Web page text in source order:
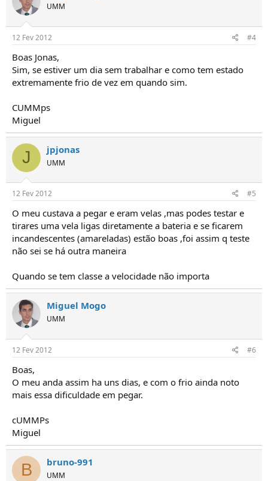
UMM
12 Fev 2012 #4
Boas Jonas,
Sim, se estiver um dia sem trabalhar e como tem estado
extremamente frio de vez em quando sim.
CUMMps
Miguel
J jpjonas
UMM
12 Fev 2012 #5
O meu custava a pegar e eram velas ,mas podes testar e
tirares uma vela ligas diretamente a bateria e se ficarem
incandescentes (amareladas) estão boas ,foi assim q teste
não sei se há outra maneira
Quando se tem classe a velocidade não importa
Miguel Mogo
UMM
12 Fev 2012 #6
Boas,
O meu anda assim ha uns dias, e com o frio ainda noto
mais essa dificuldade em pegar.
cUMMPs
Miguel
B bruno-991
UMM